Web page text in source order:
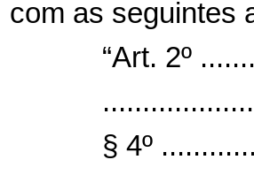
com as seguintes
“Art. 2º
§ 4º